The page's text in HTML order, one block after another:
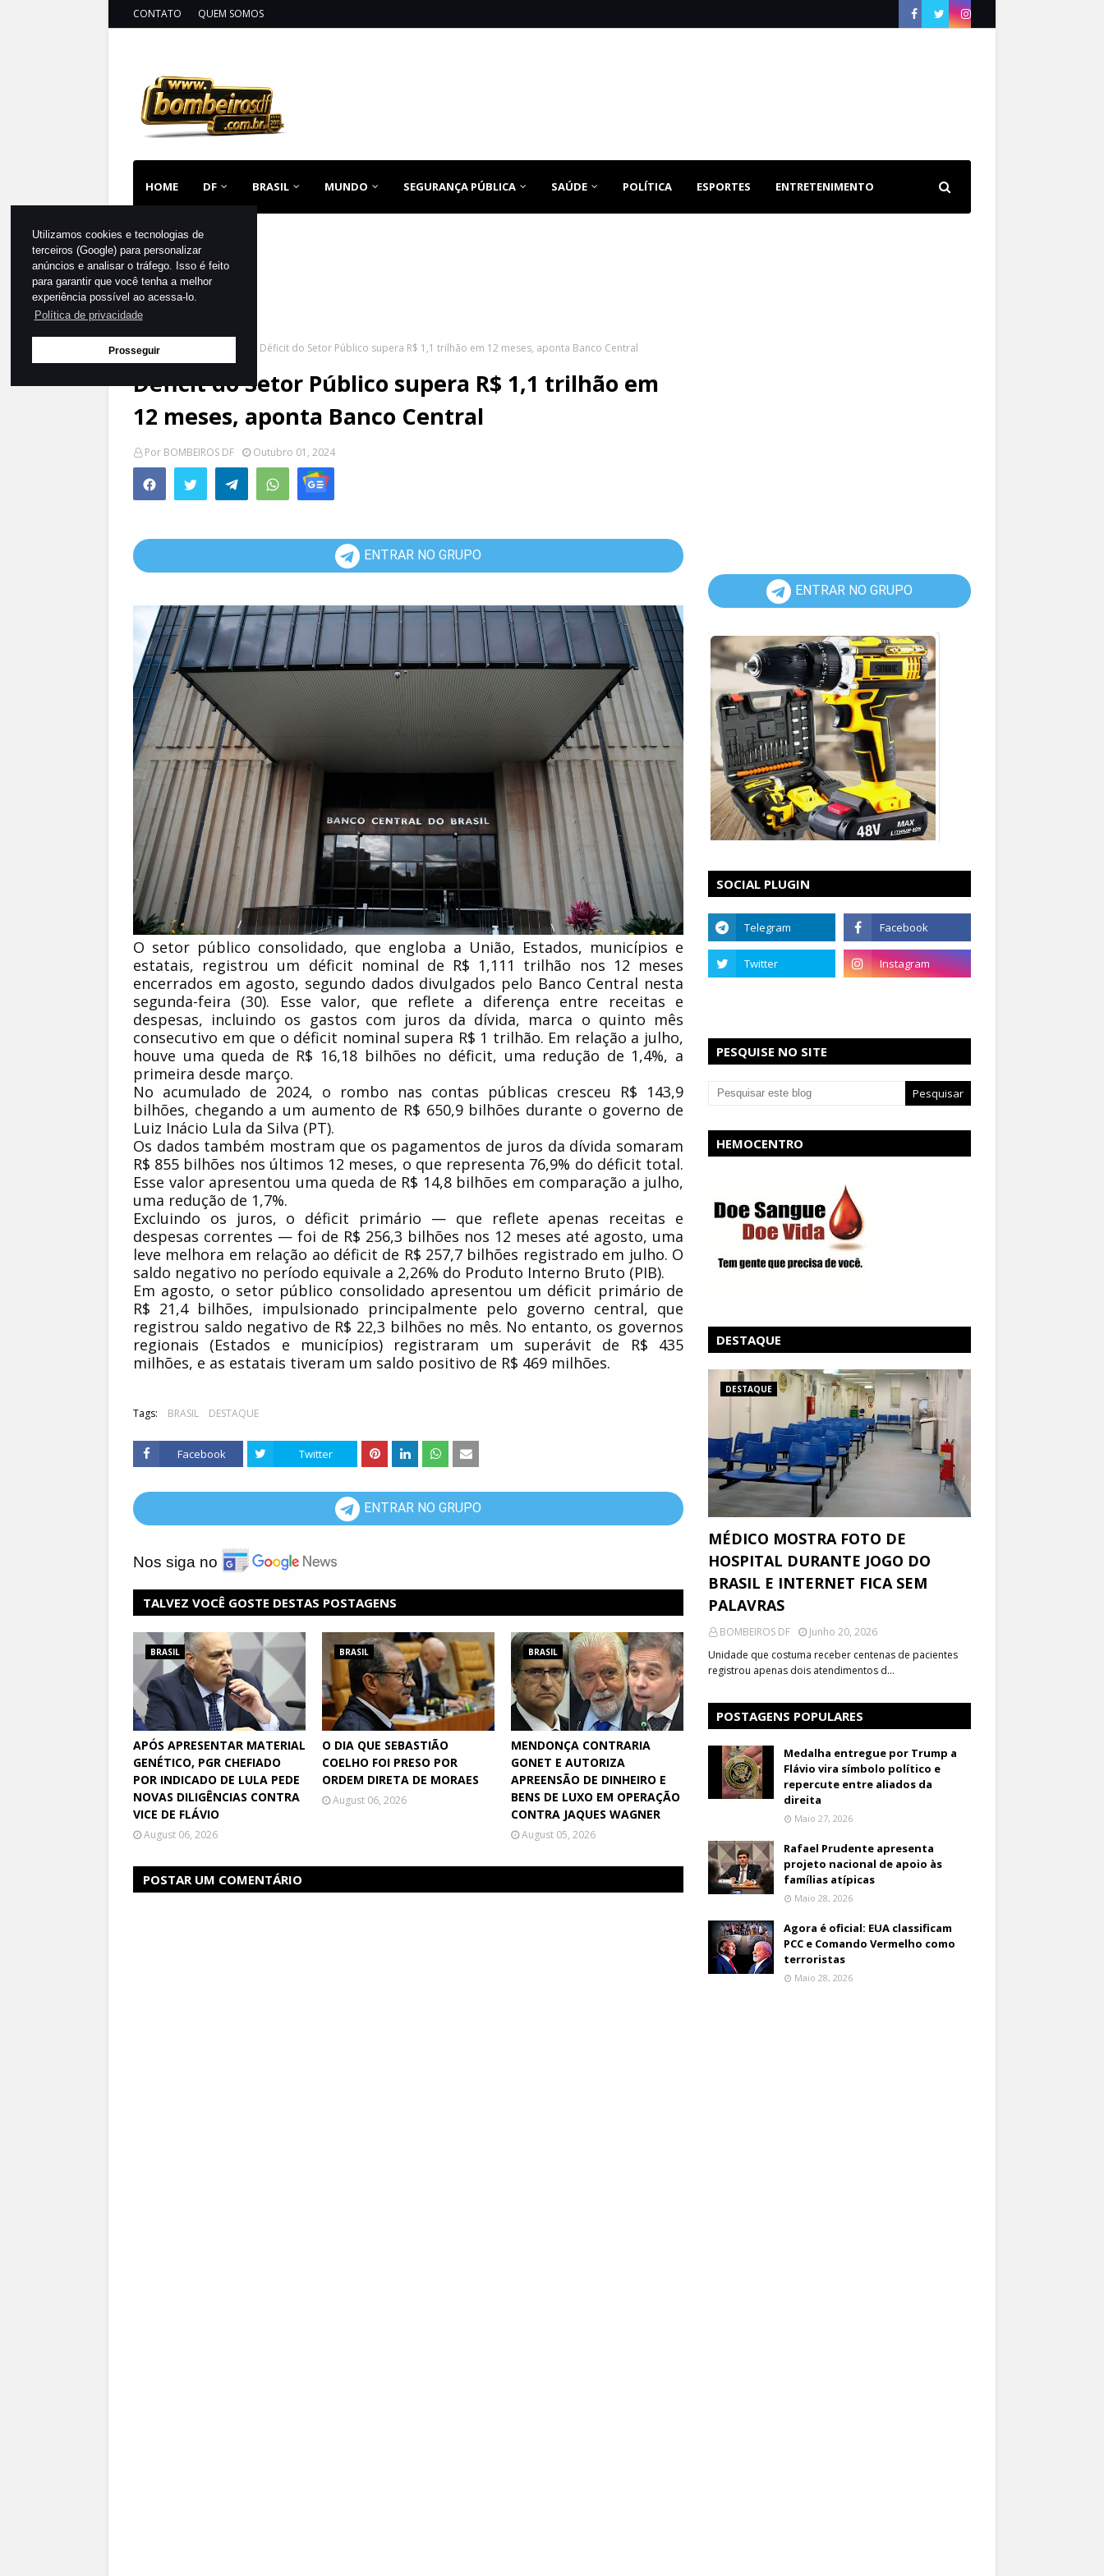
Utilizamos cookies e tecnologias de
terceiros (Google) para personalizar
anúncios e analisar o tráfego. Isso é feito
para garantir que você tenha a melhor
experiência possível ao acessa-lo.
Política de privacidade
Prosseguir
CONTATO QUEM SOMOS
HOME DF BRASIL MUNDO SEGURANÇA PÚBLICA SAÚDE POLÍTICA ESPORTES ENTRETENIMENTO
Página inicial Déficit do Setor Público supera R$ 1,1 trilhão em 12 meses, aponta Banco Central
Déficit do Setor Público supera R$ 1,1 trilhão em
12 meses, aponta Banco Central
Por BOMBEIROS DF Outubro 01, 2024
ENTRAR NO GRUPO
O setor público consolidado, que engloba a União, Estados, municípios e
estatais, registrou um déficit nominal de R$ 1,111 trilhão nos 12 meses
encerrados em agosto, segundo dados divulgados pelo Banco Central nesta
segunda-feira (30). Esse valor, que reflete a diferença entre receitas e
despesas, incluindo os gastos com juros da dívida, marca o quinto mês
consecutivo em que o déficit nominal supera R$ 1 trilhão. Em relação a julho,
houve uma queda de R$ 16,18 bilhões no déficit, uma redução de 1,4%, a
primeira desde março.
No acumulado de 2024, o rombo nas contas públicas cresceu R$ 143,9
bilhões, chegando a um aumento de R$ 650,9 bilhões durante o governo de
Luiz Inácio Lula da Silva (PT).
Os dados também mostram que os pagamentos de juros da dívida somaram
R$ 855 bilhões nos últimos 12 meses, o que representa 76,9% do déficit total.
Esse valor apresentou uma queda de R$ 14,8 bilhões em comparação a julho,
uma redução de 1,7%.
Excluindo os juros, o déficit primário — que reflete apenas receitas e
despesas correntes — foi de R$ 256,3 bilhões nos 12 meses até agosto, uma
leve melhora em relação ao déficit de R$ 257,7 bilhões registrado em julho. O
saldo negativo no período equivale a 2,26% do Produto Interno Bruto (PIB).
Em agosto, o setor público consolidado apresentou um déficit primário de
R$ 21,4 bilhões, impulsionado principalmente pelo governo central, que
registrou saldo negativo de R$ 22,3 bilhões no mês. No entanto, os governos
regionais (Estados e municípios) registraram um superávit de R$ 435
milhões, e as estatais tiveram um saldo positivo de R$ 469 milhões.
Tags: BRASIL DESTAQUE
Facebook Twitter
ENTRAR NO GRUPO
Nos siga no
TALVEZ VOCÊ GOSTE DESTAS POSTAGENS
BRASIL
APÓS APRESENTAR MATERIAL
GENÉTICO, PGR CHEFIADO
POR INDICADO DE LULA PEDE
NOVAS DILIGÊNCIAS CONTRA
VICE DE FLÁVIO
August 06, 2026
BRASIL
O DIA QUE SEBASTIÃO
COELHO FOI PRESO POR
ORDEM DIRETA DE MORAES
August 06, 2026
BRASIL
MENDONÇA CONTRARIA
GONET E AUTORIZA
APREENSÃO DE DINHEIRO E
BENS DE LUXO EM OPERAÇÃO
CONTRA JAQUES WAGNER
August 05, 2026
POSTAR UM COMENTÁRIO
ENTRAR NO GRUPO
SOCIAL PLUGIN
PESQUISE NO SITE
HEMOCENTRO
DESTAQUE
DESTAQUE
MÉDICO MOSTRA FOTO DE
HOSPITAL DURANTE JOGO DO
BRASIL E INTERNET FICA SEM
PALAVRAS
BOMBEIROS DF
Junho 20, 2026
Unidade que costuma receber centenas de pacientes
registrou apenas dois atendimentos d…
POSTAGENS POPULARES
Medalha entregue por Trump a
Flávio vira símbolo político e
repercute entre aliados da
direita
Maio 27, 2026
Rafael Prudente apresenta
projeto nacional de apoio às
famílias atípicas
Maio 28, 2026
Agora é oficial: EUA classificam
PCC e Comando Vermelho como
terroristas
Maio 28, 2026